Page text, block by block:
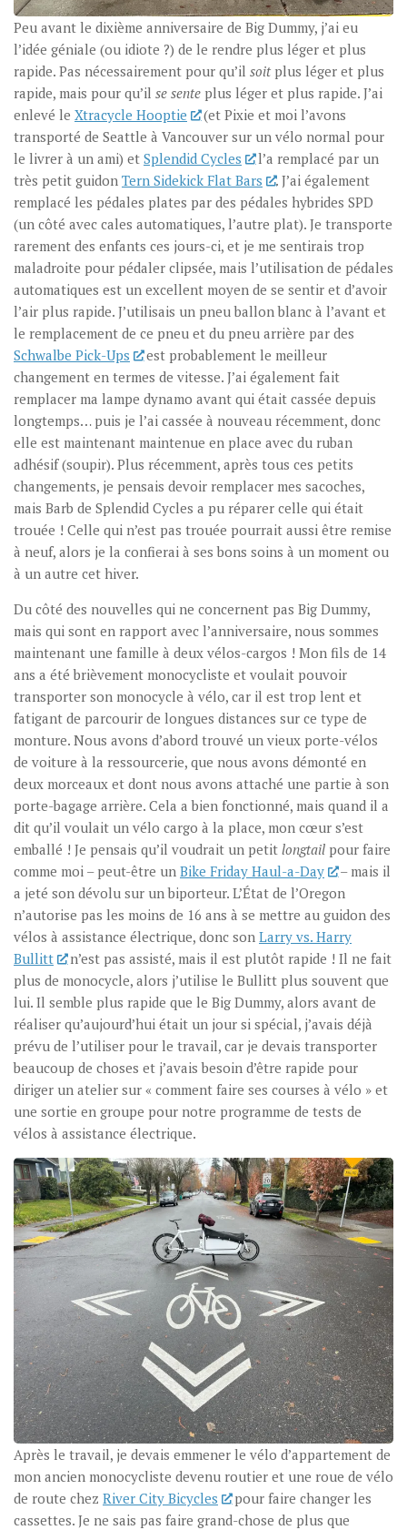
Peu avant le dixième anniversaire de Big Dummy, j’ai eu
l’idée géniale (ou idiote ?) de le rendre plus léger et plus
rapide. Pas nécessairement pour qu’il soit plus léger et plus
rapide, mais pour qu’il se sente plus léger et plus rapide. J’ai
enlevé le Xtracycle Hooptie
(et Pixie et moi l’avons
transporté de Seattle à Vancouver sur un vélo normal pour
le livrer à un ami) et Splendid Cycles
l’a remplacé par un
très petit guidon Tern Sidekick Flat Bars
. J’ai également
remplacé les pédales plates par des pédales hybrides SPD
(un côté avec cales automatiques, l’autre plat). Je transporte
rarement des enfants ces jours-ci, et je me sentirais trop
maladroite pour pédaler clipsée, mais l’utilisation de pédales
automatiques est un excellent moyen de se sentir et d’avoir
l’air plus rapide. J’utilisais un pneu ballon blanc à l’avant et
le remplacement de ce pneu et du pneu arrière par des
Schwalbe Pick-Ups
est probablement le meilleur
changement en termes de vitesse. J’ai également fait
remplacer ma lampe dynamo avant qui était cassée depuis
longtemps… puis je l’ai cassée à nouveau récemment, donc
elle est maintenant maintenue en place avec du ruban
adhésif (soupir). Plus récemment, après tous ces petits
changements, je pensais devoir remplacer mes sacoches,
mais Barb de Splendid Cycles a pu réparer celle qui était
trouée ! Celle qui n’est pas trouée pourrait aussi être remise
à neuf, alors je la confierai à ses bons soins à un moment ou
à un autre cet hiver.
Du côté des nouvelles qui ne concernent pas Big Dummy,
mais qui sont en rapport avec l’anniversaire, nous sommes
maintenant une famille à deux vélos-cargos ! Mon fils de 14
ans a été brièvement monocycliste et voulait pouvoir
transporter son monocycle à vélo, car il est trop lent et
fatigant de parcourir de longues distances sur ce type de
monture. Nous avons d’abord trouvé un vieux porte-vélos
de voiture à la ressourcerie, que nous avons démonté en
deux morceaux et dont nous avons attaché une partie à son
porte-bagage arrière. Cela a bien fonctionné, mais quand il a
dit qu’il voulait un vélo cargo à la place, mon cœur s’est
emballé ! Je pensais qu’il voudrait un petit longtail pour faire
comme moi – peut-être un Bike Friday Haul-a-Day
– mais il
a jeté son dévolu sur un biporteur. L’État de l’Oregon
n’autorise pas les moins de 16 ans à se mettre au guidon des
vélos à assistance électrique, donc son Larry vs. Harry
Bullitt
n’est pas assisté, mais il est plutôt rapide ! Il ne fait
plus de monocycle, alors j’utilise le Bullitt plus souvent que
lui. Il semble plus rapide que le Big Dummy, alors avant de
réaliser qu’aujourd’hui était un jour si spécial, j’avais déjà
prévu de l’utiliser pour le travail, car je devais transporter
beaucoup de choses et j’avais besoin d’être rapide pour
diriger un atelier sur « comment faire ses courses à vélo » et
une sortie en groupe pour notre programme de tests de
vélos à assistance électrique.
Après le travail, je devais emmener le vélo d’appartement de
mon ancien monocycliste devenu routier et une roue de vélo
de route chez River City Bicycles
pour faire changer les
cassettes. Je ne sais pas faire grand-chose de plus que